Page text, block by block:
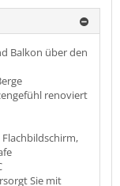
Balkon über den
renoviert
Sie mit